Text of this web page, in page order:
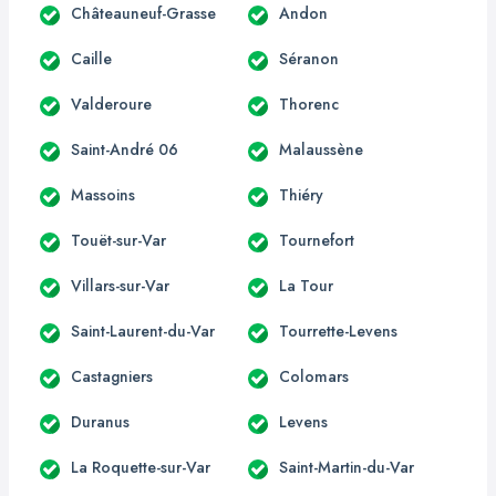
Châteauneuf-Grasse Andon
Caille Séranon
Valderoure Thorenc
Saint-André 06 Malaussène
Massoins Thiéry
Touët-sur-Var Tournefort
Villars-sur-Var La Tour
Saint-Laurent-du-Var Tourrette-Levens
Castagniers Colomars
Duranus Levens
La Roquette-sur-Var Saint-Martin-du-Var